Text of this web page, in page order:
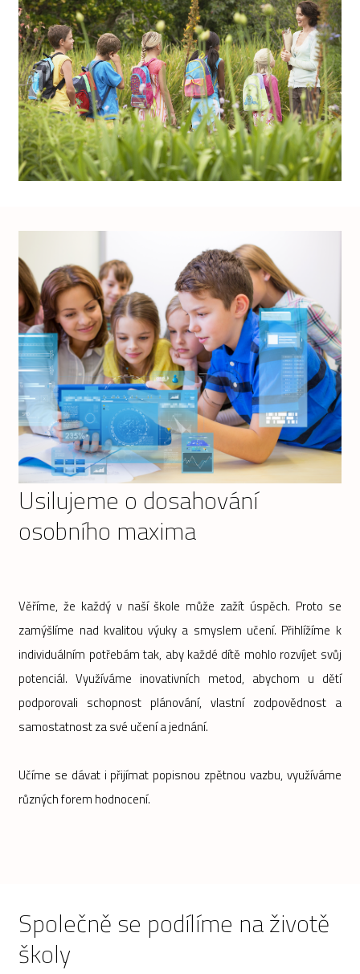
Usilujeme o dosahování
osobního maxima
Věříme, že každý v naší škole může zažít úspěch. Proto se
zamýšlíme nad kvalitou výuky a smyslem učení. Přihlížíme k
individuálním potřebám tak, aby každé dítě mohlo rozvíjet svůj
potenciál. Využíváme inovativních metod, abychom u dětí
podporovali schopnost plánování, vlastní zodpovědnost a
samostatnost za své učení a jednání.
Učíme se dávat i přijímat popisnou zpětnou vazbu, využíváme
různých forem hodnocení.
Společně se podílíme na životě
školy